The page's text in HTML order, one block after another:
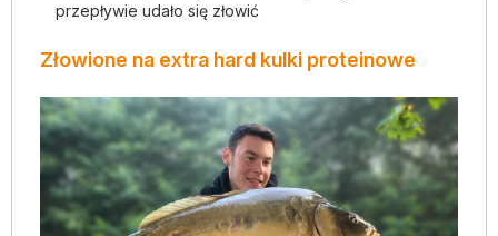
przepływie udało się złowić
Złowione na extra hard kulki proteinowe